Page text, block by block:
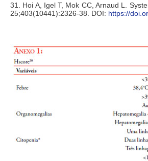
31. Hoi A, Igel T, Mok CC, Arnaud L.
25;403(10441):2326-38. DOI: https://